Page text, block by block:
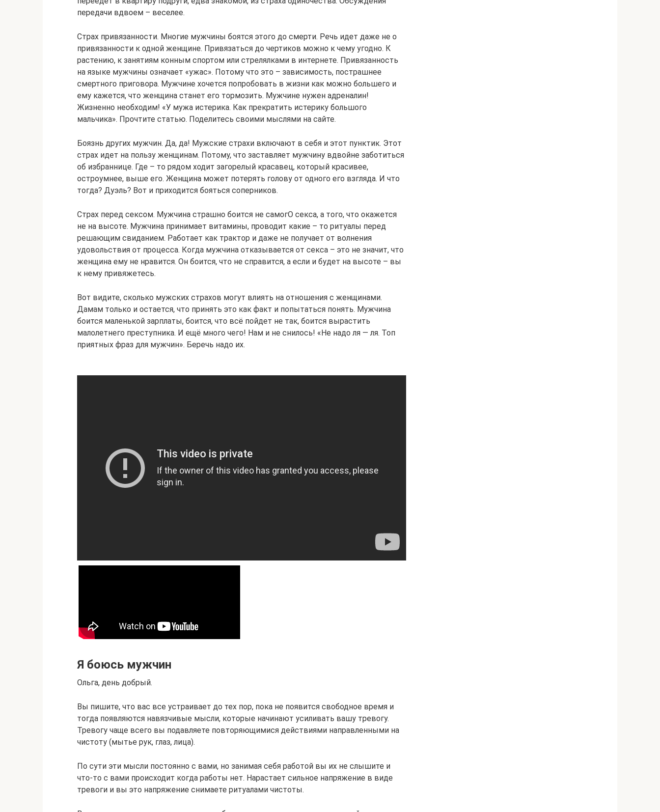
передачи вдвоем – веселее.
Страх привязанности. Многие мужчины боятся этого до смерти. Речь идет даже не о
привязанности к одной женщине. Привязаться до чертиков можно к чему угодно. К
растению, к занятиям конным спортом или стрелялками в интернете. Привязанность
на языке мужчины означает «ужас». Потому что это – зависимость, пострашнее
смертного приговора. Мужчине хочется попробовать в жизни как можно большего и
ему кажется, что женщина станет его тормозить. Мужчине нужен адреналин!
Жизненно необходим! «У мужа истерика. Как прекратить истерику большого
мальчика». Прочтите статью. Поделитесь своими мыслями на сайте.
Боязнь других мужчин. Да, да! Мужские страхи включают в себя и этот пунктик. Этот
страх идет на пользу женщинам. Потому, что заставляет мужчину вдвойне заботиться
об избраннице. Где – то рядом ходит загорелый красавец, который красивее,
остроумнее, выше его. Женщина может потерять голову от одного его взгляда. И что
тогда? Дуэль? Вот и приходится бояться соперников.
Страх перед сексом. Мужчина страшно боится не самогО секса, а того, что окажется
не на высоте. Мужчина принимает витамины, проводит какие – то ритуалы перед
решающим свиданием. Работает как трактор и даже не получает от волнения
удовольствия от процесса. Когда мужчина отказывается от секса – это не значит, что
женщина ему не нравится. Он боится, что не справится, а если и будет на высоте – вы
к нему привяжетесь.
Вот видите, сколько мужских страхов могут влиять на отношения с женщинами.
Дамам только и остается, что принять это как факт и попытаться понять. Мужчина
боится маленькой зарплаты, боится, что всё пойдет не так, боится вырастить
малолетнего преступника. И ещё много чего! Нам и не снилось! «Не надо ля — ля. Топ
приятных фраз для мужчин». Беречь надо их.
Я боюсь мужчин
Ольга, день добрый.
Вы пишите, что вас все устраивает до тех пор, пока не появится свободное время и
тогда появляются навязчивые мысли, которые начинают усиливать вашу тревогу.
Тревогу чаще всего вы подавляете повторяющимися действиями направленными на
чистоту (мытье рук, глаз, лица).
По сути эти мысли постоянно с вами, но занимая себя работой вы их не слышите и
что-то с вами происходит когда работы нет. Нарастает сильное напряжение в виде
тревоги и вы это напряжение снимаете ритуалами чистоты.